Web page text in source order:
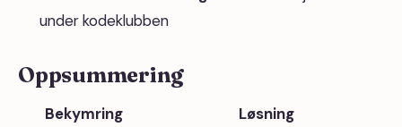
under kodeklubben
Oppsummering
Bekymring Løsning